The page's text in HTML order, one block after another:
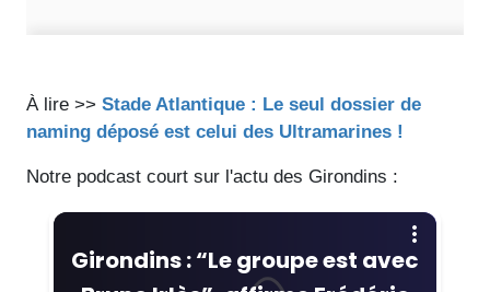
À lire >> Stade Atlantique : Le seul dossier de
naming déposé est celui des Ultramarines !
Notre podcast court sur l'actu des Girondins :